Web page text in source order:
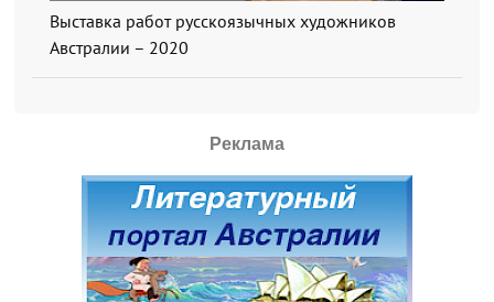
Выставка работ русскоязычных художников
Австралии – 2020
Реклама